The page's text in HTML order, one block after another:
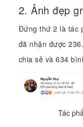
2. Ảnh đẹp
Đứng thứ 2 là tác
đã nhận được
chia sẻ và 634
Tác